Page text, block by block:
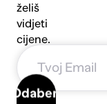
želiš
vidjeti
cijene.
Odaberi